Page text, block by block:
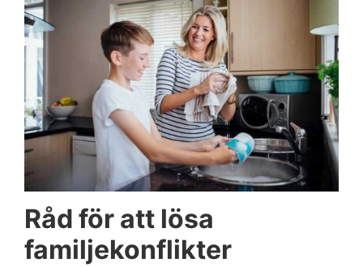
Råd för att lösa
familjekonflikter